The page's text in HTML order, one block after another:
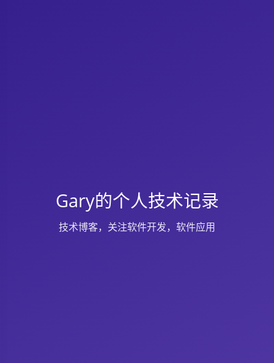
Gary的个人技术记录
技术博客，关注软件开发，软件应用